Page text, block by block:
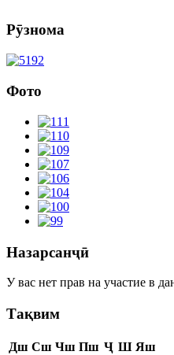
Рӯзнома
Фото
Назарсанҷӣ
У вас нет прав на участие в
Тақвим
Дш Сш Чш Пш Ҷ Ш Яш